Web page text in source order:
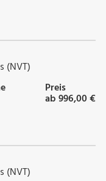
(NVT)
Preis
ab 996,00 €
(NVT)